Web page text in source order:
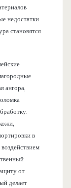
недостатки
становятся
ангора,
в
от
делает